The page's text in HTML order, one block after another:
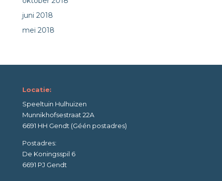
juni 2018
mei 2018
Locatie:
Speeltuin Hulhuizen
Munnikhofsestraat 22A
6691 HH Gendt (Géén postadres)
Postadres:
De Koningsspil 6
6691 PJ Gendt